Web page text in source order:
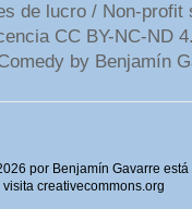
de lucro / Non-
CC BY-NC-
by Benjamín
por Benjamín Gavarre
creativecommons.org